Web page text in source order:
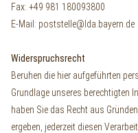
Fax: +49 981 180093800
E-Mail: poststelle@lda.bayern.de
Widerspruchsrecht
Beruhen die hier aufgeführten
Grundlage unseres berechtigten
haben Sie das Recht aus
ergeben, jederzeit diesen